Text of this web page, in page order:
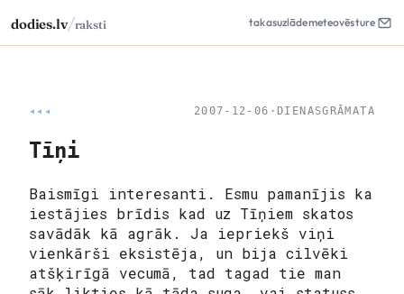
dodies.lv/raksti takasuzlādemeteovēsture
◂◂◂ 2007-12-06 · DIENASGRĀMATA
Tīņi
Baismīgi interesanti. Esmu pamanījis ka
iestājies brīdis kad uz Tīņiem skatos
savādāk kā agrāk. Ja iepriekš viņi
vienkārši eksistēja, un bija cilvēki
atšķirīgā vecumā, tad tagad tie man